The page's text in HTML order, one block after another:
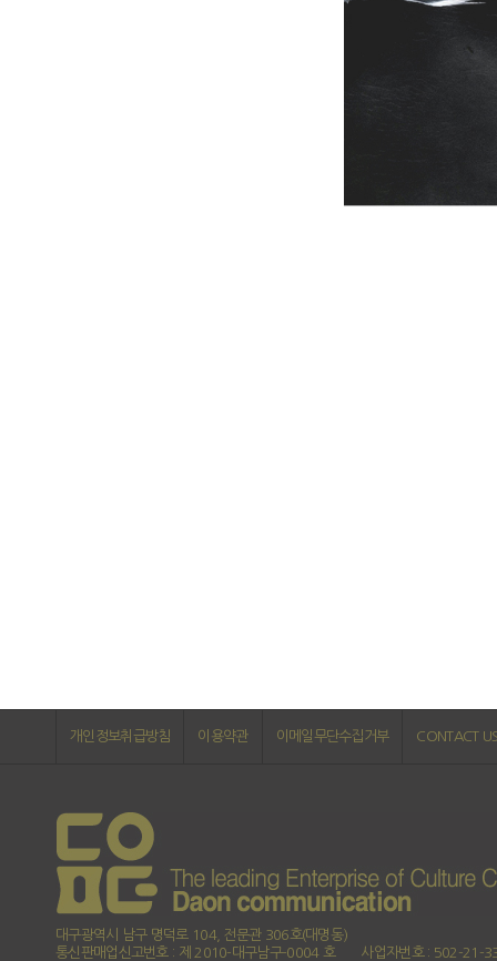
개인정보취급방침 이용약관 이메일무단수집거부 CONTACT
대구광역시 남구 명덕로 104, 전문관 306호(대명동)
통신판매업신고번호 : 제 2010-대구남구-0004 호
사업자번호 : 502-21-